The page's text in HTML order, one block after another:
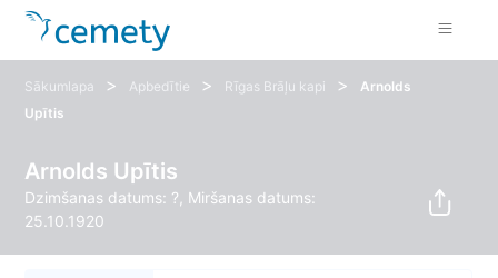
Sākumlapa > Apbedītie > Rīgas Brāļu kapi >
Arnolds
Upītis
Arnolds Upītis
Dzimšanas datums: ?, Miršanas datums:
25.10.1920